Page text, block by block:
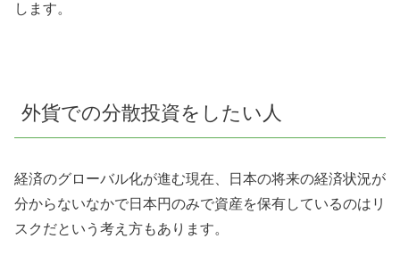
します。
外貨での分散投資をしたい人
経済のグローバル化が進む現在、日本の将来の経済状況が
分からないなかで日本円のみで資産を保有しているのはリ
スクだという考え方もあります。